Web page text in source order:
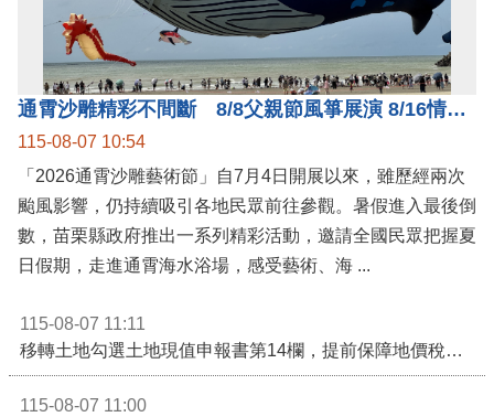
通霄沙雕精彩不間斷 8/8父親節風箏展演 8/16情人節66對浪漫挑戰送好禮
115-08-07 10:54
「2026通霄沙雕藝術節」自7月4日開展以來，雖歷經兩次
颱風影響，仍持續吸引各地民眾前往參觀。暑假進入最後倒
數，苗栗縣政府推出一系列精彩活動，邀請全國民眾把握夏
115-08-07 11:11
115-08-07 11:00